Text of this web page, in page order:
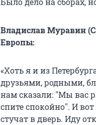
Владислав Муравин
Европы:
«Хоть я и из
друзьями, родными,
нам сказали: "Мы вас
спите спокойно". И
стучат в дверь. Иду